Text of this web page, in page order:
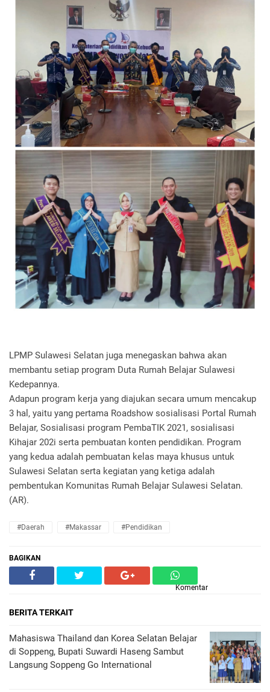
LPMP Sulawesi Selatan juga menegaskan bahwa akan
membantu setiap program Duta Rumah Belajar Sulawesi
Kedepannya.
Adapun program kerja yang diajukan secara umum mencakup
3 hal, yaitu yang pertama Roadshow sosialisasi Portal Rumah
Belajar, Sosialisasi program PembaTIK 2021, sosialisasi
Kihajar 202i serta pembuatan konten pendidikan. Program
yang kedua adalah pembuatan kelas maya khusus untuk
Sulawesi Selatan serta kegiatan yang ketiga adalah
pembentukan Komunitas Rumah Belajar Sulawesi Selatan.
(AR).
#Daerah #Makassar #Pendidikan
BAGIKAN
Komentar
BERITA TERKAIT
Mahasiswa Thailand dan Korea Selatan Belajar
di Soppeng, Bupati Suwardi Haseng Sambut
Langsung Soppeng Go International